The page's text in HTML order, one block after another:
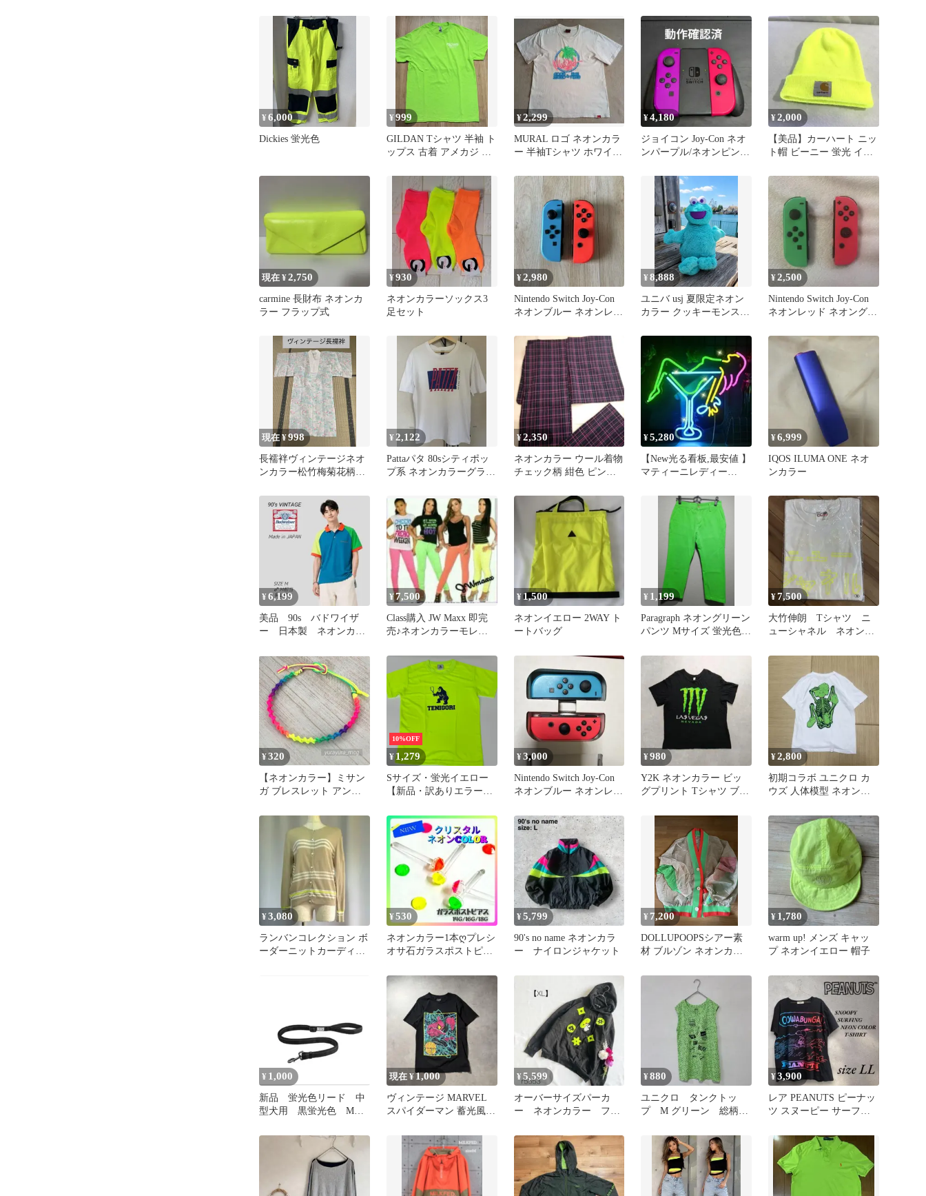
ト M
フリー
¥6,000
Dickies 蛍光色
¥999
GILDAN Tシャツ 半袖 ト
ップス 古着 アメカジ ネ
¥2,299
MURAL ロゴ ネオンカラ
ー 半袖Tシャツ ホワイト
¥4,180
ジョイコン Joy-Con ネオ
ンパープル/ネオンピン
¥2,000
【美品】カーハート ニッ
ト帽 ビーニー 蛍光 イエ
ィース
現在 ¥2,750
carmine 長財布 ネオンカ
ラー フラップ式
¥930
ネオンカラーソックス3
足セット
¥2,980
Nintendo Switch Joy-Con
ネオンブルー ネオンレッ
¥8,888
ユニバ usj 夏限定ネオン
カラー クッキーモンスタ
¥2,500
Nintendo Switch Joy-Con
ネオンレッド ネオングリ
現在 ¥998
長襦袢ヴィンテージネオ
ンカラー松竹梅菊花柄白
¥ 2,122
Pattaパタ 80sシティポッ
プ系 ネオンカラーグラフ
¥2,350
ネオンカラー ウール着物
チェック柄 紺色 ピンク
¥5,280
【New光る看板,最安値 】
マティーニレディー
ルチカラー
¥6,999
IQOS ILUMA ONE ネオ
ンカラー
¥6,199
美品 90s バドワイザ
ー 日本製 ネオンカラ
ン ポロシャツ
¥7,500
Class購入 JW Maxx 即完
売♪ネオンカラーモレト
¥1,500
ネオンイエロー 2WAY ト
ートバッグ
¥ 1,199
Paragraph ネオングリーン
パンツ Mサイズ 蛍光色
¥7,500
大竹伸朗 Tシャツ ニ
ューシャネル ネオン
¥320
【ネオンカラー】ミサン
ガ ブレスレット アンク
10%OFF
¥1,279
Sサイズ・蛍光イエロー
【新品・訳ありエラー品
色】【日本サイズ】
TENIGORI(テニゴリ) ユ
ニセックス ファイバード
ライ 速乾 半袖プリントT
シャツ
TGMT006【F20260127-
03】【メール便発送】
¥3,000
Nintendo Switch Joy-Con
ネオンブルー ネオンレッ
¥980
Y2K ネオンカラー ビッ
グプリント Tシャツ ブラ
¥2,800
初期コラボ ユニクロ カ
ウズ 人体模型 ネオンカ
¥3,080
ランバンコレクション ボ
ーダーニットカーディガ
¥530
ネオンカラー1本ღプレシ
オサ石ガラスポストピア
ー推し
¥5,799
90's no name ネオンカラ
ー ナイロンジャケット
¥ 7,200
DOLLUPOOPSシアー素
材 ブルゾン ネオンカラ
¥ 1,780
warm up! メンズ キャッ
プ ネオンイエロー 帽子
¥ 1,000
新品 蛍光色リード 中
型犬用 黒蛍光色 Mサ
現在 ¥1,000
ヴィンテージ MARVEL
スパイダーマン 蓄光風
¥5,599
オーバーサイズパーカ
ー ネオンカラー フー
ブラック【XL】
¥880
ユニクロ タンクトッ
プ M グリーン 総柄
ーブ 蛍光色
¥3,900
レア PEANUTS ピーナッ
ツ スヌーピー サーフィ